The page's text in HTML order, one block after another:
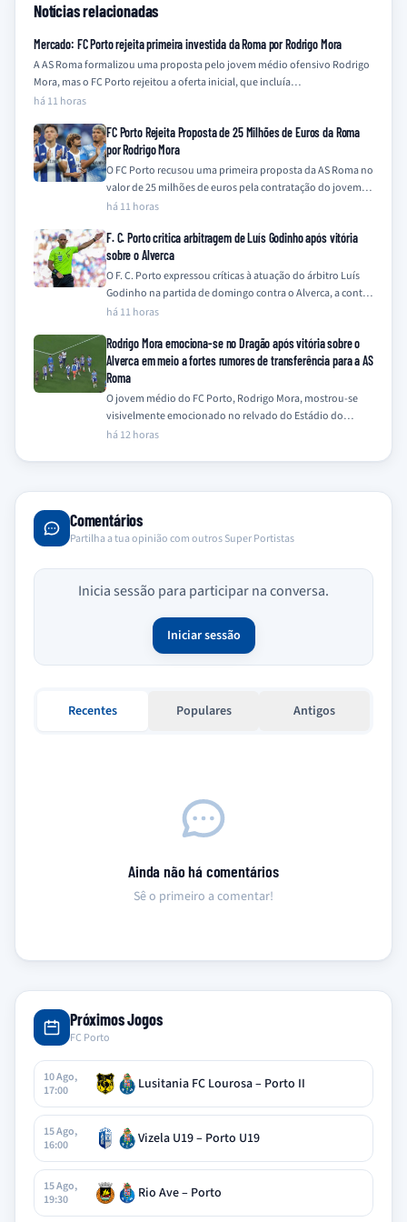
Notícias relacionadas
Mercado: FC Porto rejeita primeira investida da Roma por Rodrigo Mora
A AS Roma formalizou uma proposta pelo jovem médio ofensivo Rodrigo
Mora, mas o FC Porto rejeitou a oferta inicial, que incluía…
há 11 horas
FC Porto Rejeita Proposta de 25 Milhões de Euros da Roma
por Rodrigo Mora
O FC Porto recusou uma primeira proposta da AS Roma no
valor de 25 milhões de euros pela contratação do jovem
médio-ofensivo…
há 11 horas
F. C. Porto critica arbitragem de Luís Godinho após vitória
sobre o Alverca
O F. C. Porto expressou críticas à atuação do árbitro Luís
Godinho na partida de domingo contra o Alverca, a contar
para…
há 11 horas
Rodrigo Mora emociona-se no Dragão após vitória sobre o
Alverca em meio a fortes rumores de transferência para a AS
Roma
O jovem médio do FC Porto, Rodrigo Mora, mostrou-se
visivelmente emocionado no relvado do Estádio do
Dragão após a vitória sobre o…
há 12 horas
Comentários
Partilha a tua opinião com outros Super Portistas
Inicia sessão para participar na conversa.
Iniciar sessão
Recentes Populares Antigos
Ainda não há comentários
Sê o primeiro a comentar!
Próximos Jogos
FC Porto
10 Ago,
17:00
Lusitania FC Lourosa – Porto II
15 Ago,
16:00
Vizela U19 – Porto U19
15 Ago,
19:30
Rio Ave – Porto